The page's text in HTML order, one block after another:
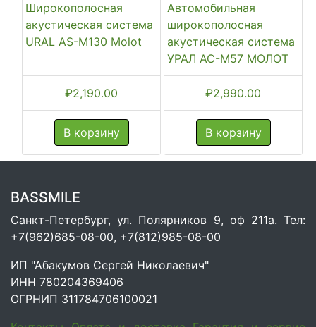
Широкополосная
акустическая система
URAL AS-M130 Molot
₽2,190.00
В корзину
Автомобильная
широкополосная
акустическая система
УРАЛ АС-М57 МОЛОТ
₽2,990.00
В корзину
BASSMILE
Санкт-Петербург, ул. Полярников 9, оф 211а. Тел:
+7(962)685-08-00, +7(812)985-08-00
ИП "Абакумов Сергей Николаевич"
ИНН 780204369406
ОГРНИП 311784706100021